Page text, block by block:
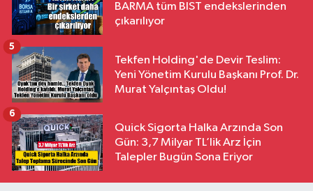
BARMA tüm BIST endekslerinden
çıkarılıyor
Tekfen Holding'de Devir Teslim:
Yeni Yönetim Kurulu Başkanı Prof. Dr.
Murat Yalçıntaş Oldu!
5
Quick Sigorta Halka Arzında Son
Gün: 3,7 Milyar TL’lik Arz İçin
Talepler Bugün Sona Eriyor
6